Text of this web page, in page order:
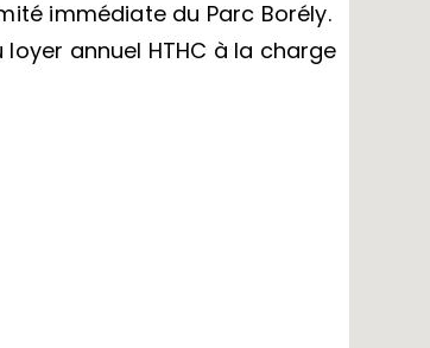
immédiate du Parc Borély.
loyer annuel HTHC à la charge